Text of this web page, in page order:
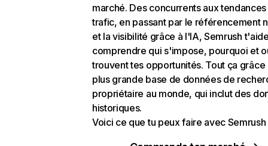
marché. Des concurrents aux
trafic, en passant par le référencement
et la visibilité grâce à l'IA, Semrush
comprendre qui s'impose, pourquoi et
trouvent tes opportunités. Tout ça grâce
plus grande base de données de
propriétaire au monde, qui inclut des
historiques.
Voici ce que tu peux faire avec Semrush